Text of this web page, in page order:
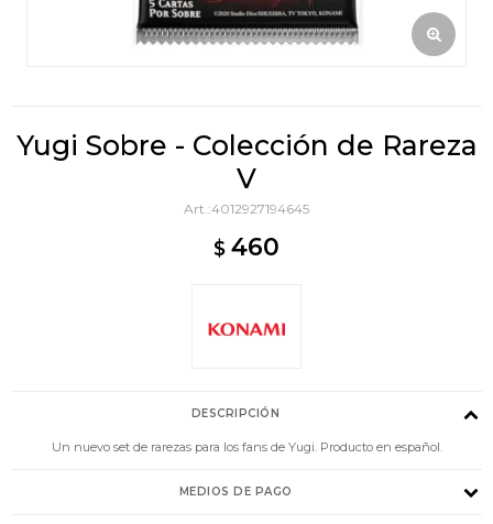
Yugi Sobre - Colección de Rareza
V
4012927194645
$ 460
DESCRIPCIÓN
Un nuevo set de rarezas para los fans de Yugi. Producto en español.
MEDIOS DE PAGO